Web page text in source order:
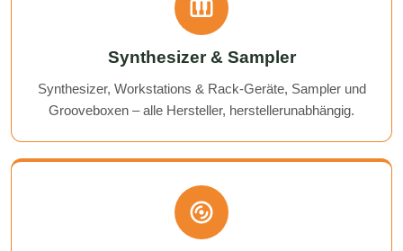
Synthesizer & Sampler
Synthesizer, Workstations & Rack-Geräte, Sampler und
Grooveboxen – alle Hersteller, herstellerunabhängig.